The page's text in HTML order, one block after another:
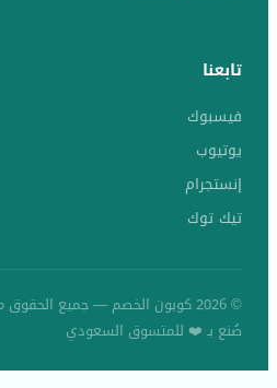
تابعنا
فيسبوك
يوتيوب
إنستجرام
تيك توك
© 2026 كوبون الخصم — جميع الحقوق محفوظة
صُنع بـ ❤️ للمتسوق السعودي